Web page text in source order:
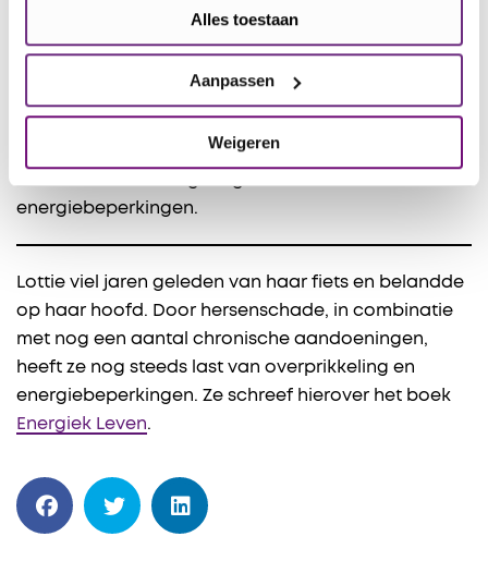
Alles toestaan
Aanpassen
Weigeren
als patiënt staan inmiddels vijf chronische
aandoeningen en enkele tijdelijke. Allemaal hebben
heeft me unieke inzichten gebracht over
energiebeperkingen en hoe je daarmee goed kunt
Ik schreef er een boek over: Energiek leven
energiebeperkingen.
Lottie viel jaren geleden van haar fiets en belandde
op haar hoofd. Door hersenschade, in combinatie
met nog een aantal chronische aandoeningen,
heeft ze nog steeds last van overprikkeling en
energiebeperkingen. Ze schreef hierover het boek
Energiek Leven.